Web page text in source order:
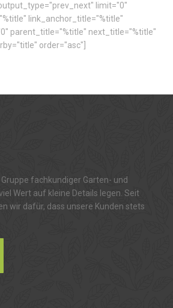
limit="0"
link_anchor_title="%title"
parent_title="%title" next_title="%title"
order="asc"]
fachkundiger Garten- und
Wert auf kleine Details legen. Seit
wir dafür, dass unsere Kunden stets